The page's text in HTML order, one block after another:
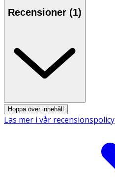
Recensioner (1)
Hoppa över innehåll
Läs mer i vår recensionspolicy